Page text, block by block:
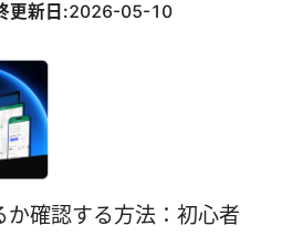
更新日:2026-05-10
確認する方法：初心者